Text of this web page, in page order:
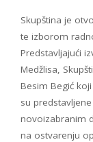
Skupština je
te izborom
Predstavljajući
Medžlisa,
Besim Begić
su
novoizabranim
na ostvarenju